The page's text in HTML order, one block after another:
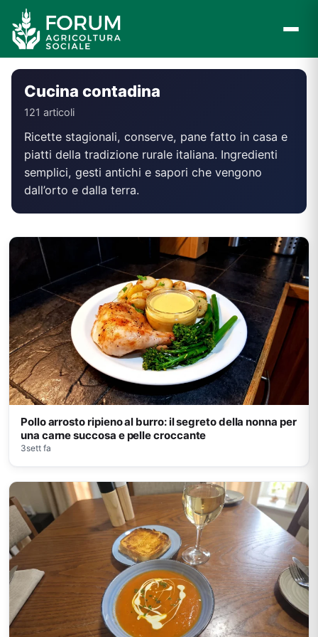
contenuto
Cucina contadina
121 articoli
Ricette stagionali, conserve, pane fatto in casa e
piatti della tradizione rurale italiana. Ingredienti
semplici, gesti antichi e sapori che vengono
dall’orto e dalla terra.
Pollo arrosto ripieno al burro: il segreto della nonna per
una carne succosa e pelle croccante
3sett fa